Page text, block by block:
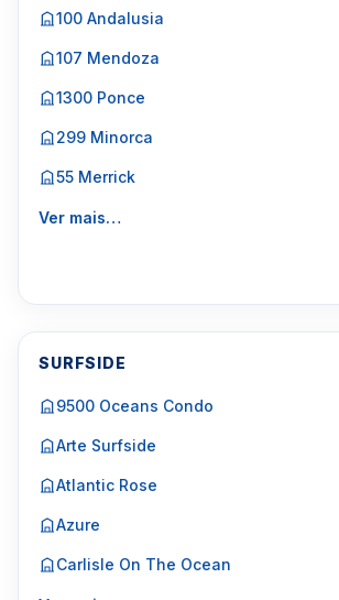
100 Andalusia
107 Mendoza
1300 Ponce
299 Minorca
55 Merrick
Ver mais…
SURFSIDE
9500 Oceans Condo
Arte Surfside
Atlantic Rose
Azure
Carlisle On The Ocean